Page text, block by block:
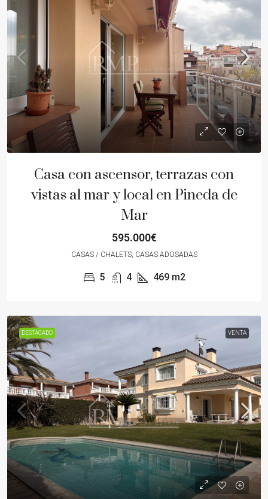
Casa con ascensor, terrazas con
vistas al mar y local en Pineda de
Mar
595.000€
CASAS / CHALETS, CASAS ADOSADAS
5 4 469 m2
DESTACADO VENTA